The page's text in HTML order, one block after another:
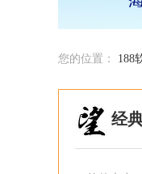
您的位置： 188
经